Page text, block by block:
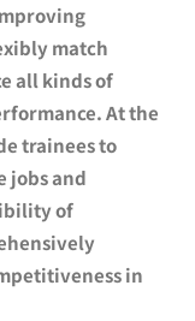
match
all kinds of
At the
trainees to
jobs and
of
in